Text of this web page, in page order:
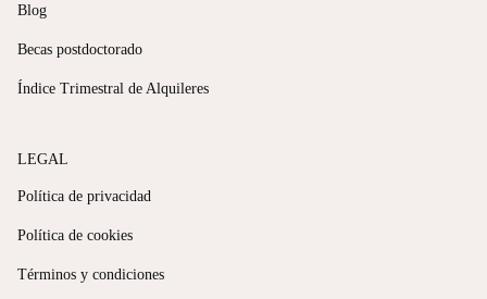
Blog
Becas postdoctorado
Índice Trimestral de Alquileres
LEGAL
Política de privacidad
Política de cookies
Términos y condiciones